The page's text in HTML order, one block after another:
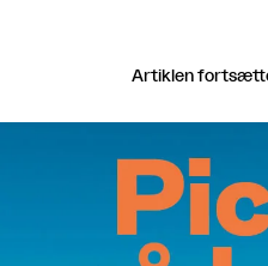
Artiklen